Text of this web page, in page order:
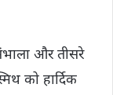
और तीसरे
को हार्दिक